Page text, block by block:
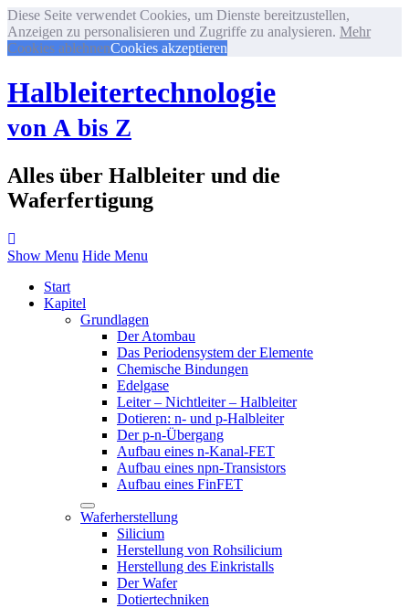
Diese Seite verwendet Cookies, um Dienste bereitzustellen,
Anzeigen zu personalisieren und Zugriffe zu analysieren. Mehr
Cookies ablehnenCookies akzeptieren
Halbleitertechnologie
von A bis Z
Alles über Halbleiter und die
Waferfertigung
Show Menu Hide Menu
Start
Kapitel
Grundlagen
Der Atombau
Das Periodensystem der Elemente
Chemische Bindungen
Edelgase
Leiter – Nichtleiter – Halbleiter
Dotieren: n- und p-Halbleiter
Der p-n-Übergang
Aufbau eines n-Kanal-FET
Aufbau eines npn-Transistors
Aufbau eines FinFET
Waferherstellung
Silicium
Herstellung von Rohsilicium
Herstellung des Einkristalls
Der Wafer
Dotiertechniken